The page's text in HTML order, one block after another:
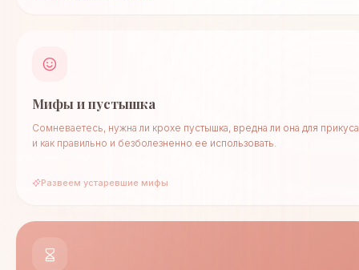
Мифы и пустышка
Сомневаетесь, нужна ли крохе пустышка, вредна ли она для прикуса
и как правильно и безболезненно ее использовать.
Развеем устаревшие мифы